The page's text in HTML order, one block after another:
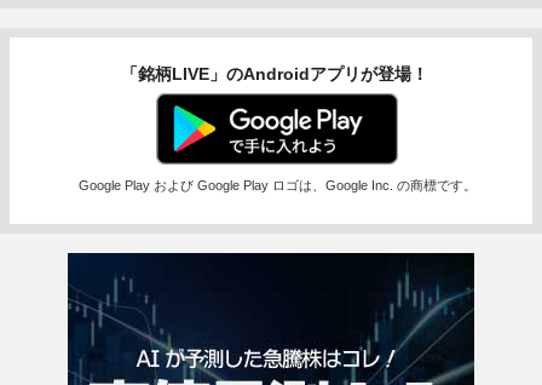
「銘柄LIVE」のAndroidアプリが登場！
Google Play および Google Play ロゴは、Google Inc. の商標です。